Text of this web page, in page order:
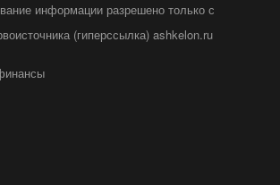
информации разрешено только с
(гиперссылка) ashkelon.ru